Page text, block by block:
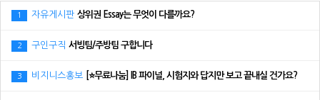
1 자유게시판 상위권 Essay는 무엇이 다를까요?
2 구인구직 서빙팀/주방팀 구합니다
3 비지니스홍보 [⭐무료나눔] IB 파이널, 시험지와 답지만 보고 끝내실 건가요?